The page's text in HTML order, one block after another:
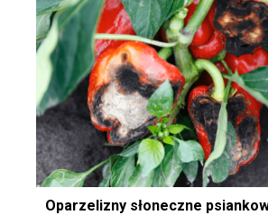
Oparzelizny słoneczne